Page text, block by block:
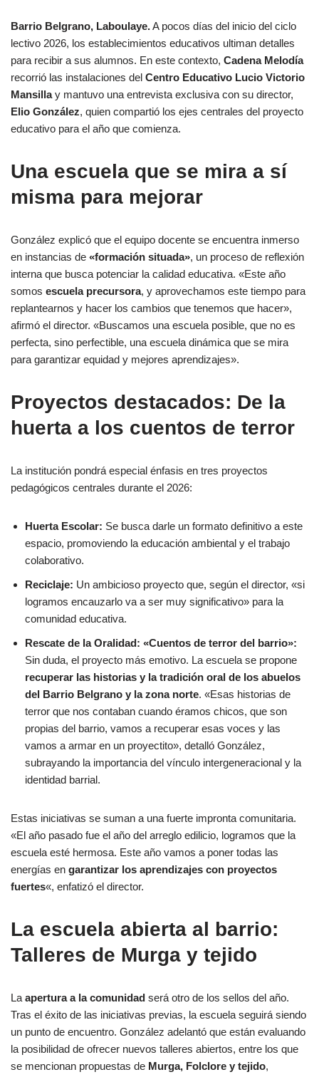
Barrio Belgrano, Laboulaye.A pocos días del inicio del ciclo
lectivo 2026, los establecimientos educativos ultiman detalles
para recibir a sus alumnos. En este contexto, Cadena Melodía
recorrió las instalaciones del Centro Educativo Lucio Victorio
Mansillay mantuvo una entrevista exclusiva con su director,
Elio González, quien compartió los ejes centrales del proyecto
educativo para el año que comienza.
Una escuela que se mira a sí
misma para mejorar
González explicó que el equipo docente se encuentra inmerso
en instancias de «formación situada», un proceso de reflexión
interna que busca potenciar la calidad educativa. «Este año
somos escuela precursora, y aprovechamos este tiempo para
replantearnos y hacer los cambios que tenemos que hacer»,
afirmó el director. «Buscamos una escuela posible, que no es
perfecta, sino perfectible, una escuela dinámica que se mira
para garantizar equidad y mejores aprendizajes».
Proyectos destacados: De la
huerta a los cuentos de terror
La institución pondrá especial énfasis en tres proyectos
pedagógicos centrales durante el 2026:
Huerta Escolar: Se busca darle un formato definitivo a este
espacio, promoviendo la educación ambiental y el trabajo
colaborativo.
Reciclaje: Un ambicioso proyecto que, según el director, «si
logramos encauzarlo va a ser muy significativo» para la
comunidad educativa.
Rescate de la Oralidad: «Cuentos de terror del barrio»:
Sin duda, el proyecto más emotivo. La escuela se propone
recuperar las historias y la tradición oral de los abuelos
del Barrio Belgrano y la zona norte. «Esas historias de
terror que nos contaban cuando éramos chicos, que son
propias del barrio, vamos a recuperar esas voces y las
vamos a armar en un proyectito», detalló González,
subrayando la importancia del vínculo intergeneracional y la
identidad barrial.
Estas iniciativas se suman a una fuerte impronta comunitaria.
«El año pasado fue el año del arreglo edilicio, logramos que la
escuela esté hermosa. Este año vamos a poner todas las
energías en garantizar los aprendizajes con proyectos
fuertes«, enfatizó el director.
La escuela abierta al barrio:
Talleres de Murga y tejido
La apertura a la comunidad será otro de los sellos del año.
Tras el éxito de las iniciativas previas, la escuela seguirá siendo
un punto de encuentro. González adelantó que están evaluando
la posibilidad de ofrecer nuevos talleres abiertos, entre los que
se mencionan propuestas de Murga, Folclore y tejido,